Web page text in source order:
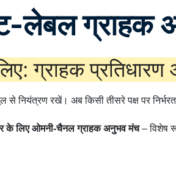
लेबल ग्राहक
ग्राहक
नियंत्रण रखें। अब किसी तीसरे पक्ष पर
के लिए ओमनी-चैनल ग्राहक अनुभव मंच– विशेष